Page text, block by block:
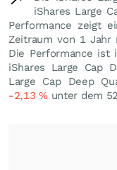
iShares Large
Performance zeigt
Zeitraum von 1 Jahr
Die Performance ist
iShares Large Cap
Large Cap Deep
-2,13%unter dem